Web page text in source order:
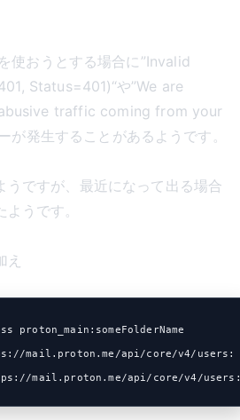
使おうとする場合に”Invalid
Status=401)“や”We are
traffic coming from your
が発生することがあるようです。
うですが、最近になって出る場合
うです。
え
mail.proton.me/api/core/v4/
https://mail.proton.me/api/core/v4/